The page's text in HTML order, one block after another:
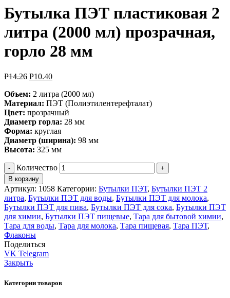
Бутылка ПЭТ пластиковая 2
литра (2000 мл) прозрачная,
горло 28 мм
Р14.26 Р10.40
Объем: 2 литра (2000 мл)
Материал: ПЭТ (Полиэтилентерефталат)
Цвет: прозрачный
Диаметр горла: 28 мм
Форма: круглая
Диаметр (ширина): 98 мм
Высота: 325 мм
Количество
В корзину
Артикул: 1058 Категории: Бутылки ПЭТ, Бутылки ПЭТ 2
литра, Бутылки ПЭТ для воды, Бутылки ПЭТ для молока,
Бутылки ПЭТ для пива, Бутылки ПЭТ для сока, Бутылки ПЭТ
для химии, Бутылки ПЭТ пищевые, Тара для бытовой химии,
Тара для воды, Тара для молока, Тара пищевая, Тара ПЭТ,
Флаконы
Поделиться
VK Telegram
Закрыть
Категории товаров